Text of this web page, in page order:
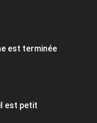
est terminée
il est petit